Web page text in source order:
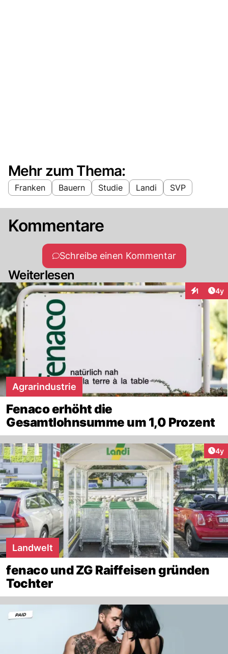
Mehr zum Thema:
Franken Bauern Studie Landi SVP
Kommentare
Schreibe einen Kommentar
Weiterlesen
1 4y
Agrarindustrie
Fenaco erhöht die
Gesamtlohnsumme um 1,0 Prozent
4y
Landwelt
fenaco und ZG Raiffeisen gründen
Tochter